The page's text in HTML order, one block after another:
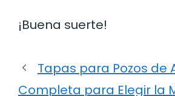
¡Buena suerte!
Tapas para Pozos de
Completa para Elegir la